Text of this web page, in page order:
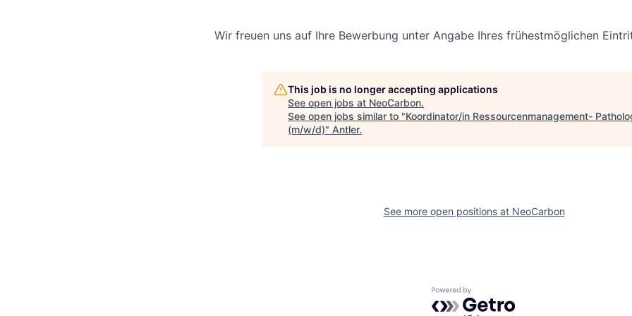
Wir freuen uns auf Ihre Bewerbung unter Angabe Ihres frühestmöglichen
This job is no longer accepting applications
See open jobs at NeoCarbon.
See open jobs similar to "Koordinator/in Ressourcenmanagement-
(m/w/d)" Antler.
See more open positions at NeoCarbon
Powered by Getro.com